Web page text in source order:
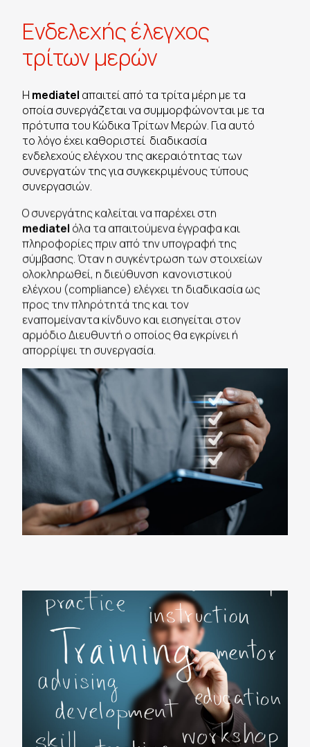
Ενδελεχής έλεγχος
τρίτων μερών
Η mediatel απαιτεί από τα τρίτα μέρη με τα
οποία συνεργάζεται να συμμορφώνονται με τα
πρότυπα του Κώδικα Τρίτων Μερών. Για αυτό
το λόγο έχει καθοριστεί διαδικασία
ενδελεχούς ελέγχου της ακεραιότητας των
συνεργατών της για συγκεκριμένους τύπους
συνεργασιών.
Ο συνεργάτης καλείται να παρέχει στη
mediatel όλα τα απαιτούμενα έγγραφα και
πληροφορίες πριν από την υπογραφή της
σύμβασης. Όταν η συγκέντρωση των στοιχείων
ολοκληρωθεί, η διεύθυνση κανονιστικού
ελέγχου (compliance) ελέγχει τη διαδικασία ως
προς την πληρότητά της και τον
εναπομείναντα κίνδυνο και εισηγείται στον
αρμόδιο Διευθυντή ο οποίος θα εγκρίνει ή
απορρίψει τη συνεργασία.